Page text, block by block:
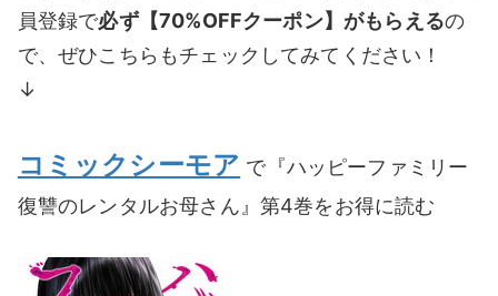
員登録で必ず【70%OFFクーポン】がもらえるの
で、ぜひこちらもチェックしてみてください！
↓
コミックシーモア で『ハッピーファミリー
復讐のレンタルお母さん』第4巻をお得に読む